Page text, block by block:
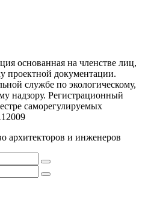
основанная на членстве лиц,
проектной документации.
службе по экологическому,
надзору. Регистрационный
саморегулируемых
архитекторов и инженеров